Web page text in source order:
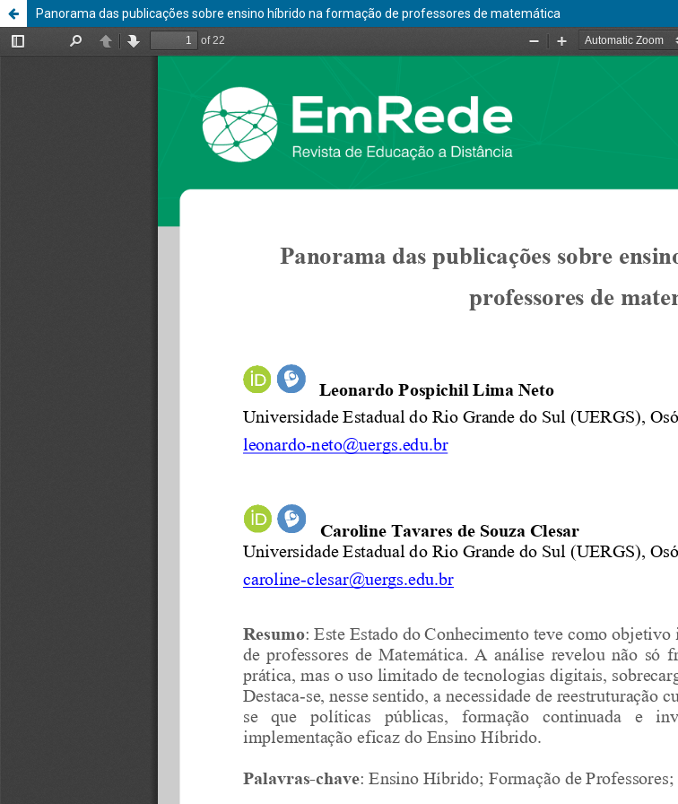
Panorama das publicações sobre ensino híbrido na formação de professores de matemática